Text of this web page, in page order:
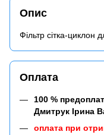
Опис
Фільтр сітка-
Оплата
100 %
Дмитрук Ірина
оплата при